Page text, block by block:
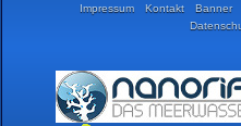
Impressum Kontakt Banner